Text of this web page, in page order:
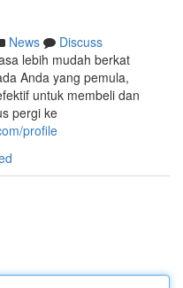
News
Discuss
lebih mudah berkat
Anda yang pemula,
untuk membeli dan
pergi ke
profile